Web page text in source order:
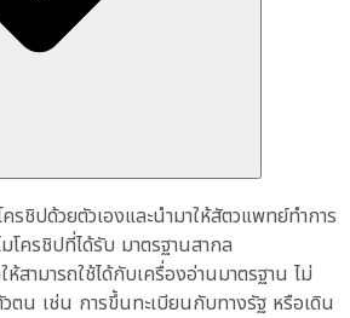
รชิปด้วยตัวเองและนำมาให้สัตวแพทย์ทำการ
โครชิปที่ได้รับ มาตรฐานสากล
สามารถใช้ได้กับเครื่องอ่านมาตรฐาน ไม่
ตน เช่น การขึ้นทะเบียนกับทางรัฐ หรือเดิน